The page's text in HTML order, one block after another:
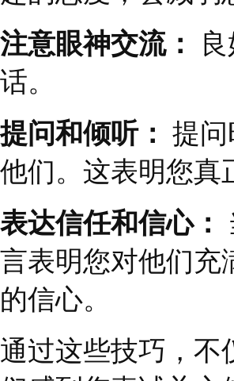
大多数人缺乏
问题。建议一
在交流中使用
说出的话一样
肢体语言包括
有时候，人们
说话的语调、